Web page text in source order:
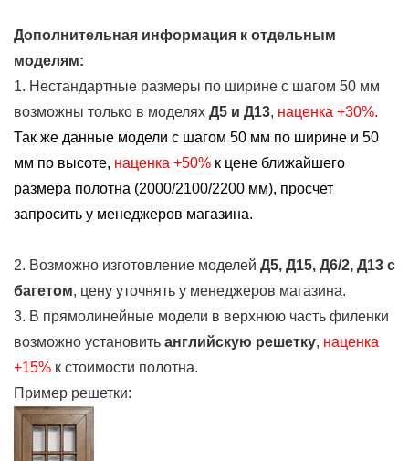
Дополнительная информация к отдельным
моделям:
1. Нестандартные размеры по ширине с шагом 50 мм
возможны только в моделях Д5 и Д13, наценка +30%.
Так же данные модели с шагом 50 мм по ширине и 50
мм по высоте, наценка +50% к цене ближайшего
размера полотна (2000/2100/2200 мм), просчет
запросить у менеджеров магазина.
2. Возможно изготовление моделей Д5, Д15, Д6/2, Д13 с
багетом, цену уточнять у менеджеров магазина.
3. В прямолинейные модели в верхнюю часть филенки
возможно установить английскую решетку, наценка
+15% к стоимости полотна.
Пример решетки: